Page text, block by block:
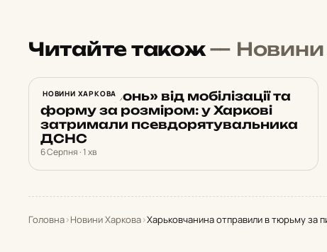
Читайте також— Новини
НОВИНИ ХАРКОВА
Обіцяв «бронь» від мобілізації та
форму за розміром: у Харкові
затримали псевдорятувальника
ДСНС
6 Серпня · 1 хв
Головна›Новини Харкова›Харьковчанина отправили в тюрьму за